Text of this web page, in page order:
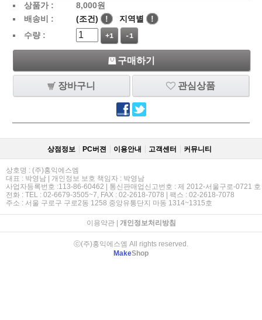
상품가 : 8,000원
배송비 :
(조건) ! 지역별
!
수량 :
+1 -1
구매하기
장바구니 관심상품
상점정보 PC버젼 이용안내 고객센터 커뮤니티
상호명 : (주)홍익에스엠
대표 : 박영남 | 개인정보 보호 책임자 : 박영남
사업자등록번호 :113-86-60462 | 통신판매업신고번호 : 제 2012-서울구로-0721 호
전화 : TEL : 02-6679-3505~7, FAX : 02-2618-7078 | 팩스 : 02-2618-7078
주소 : 서울 구로구 구로2동 1258 중앙유통단지 마동 1314~1315호
이용약관| 개인정보처리방침
ⓒ(주)홍익에스엠 All rights reserved.
MakeShop